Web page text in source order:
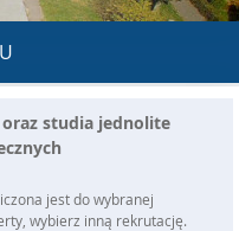
studia jednolite
jest do wybranej
wybierz inną rekrutację.